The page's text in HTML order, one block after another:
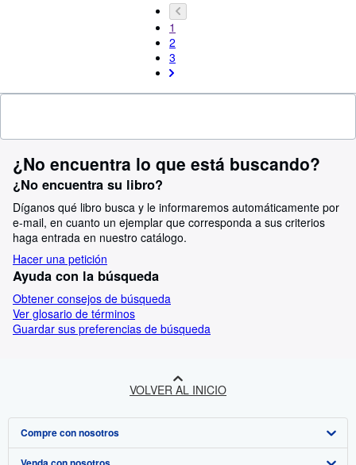
1
2
3
¿No encuentra lo que está buscando?
¿No encuentra su libro?
Díganos qué libro busca y le informaremos automáticamente por
e-mail, en cuanto un ejemplar que corresponda a sus criterios
haga entrada en nuestro catálogo.
Hacer una petición
Ayuda con la búsqueda
Obtener consejos de búsqueda
Ver glosario de términos
Guardar sus preferencias de búsqueda
VOLVER AL INICIO
Compre con nosotros